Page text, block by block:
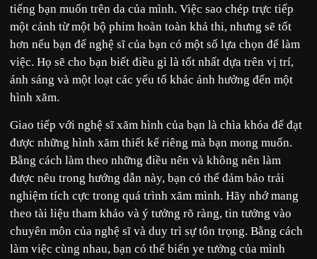
tiếng bạn muốn trên da của mình. Việc sao chép trực tiếp
một cảnh từ một bộ phim hoàn toàn khả thi, nhưng sẽ tốt
hơn nếu bạn để nghệ sĩ của bạn có một số lựa chọn để làm
việc. Họ sẽ cho bạn biết điều gì là tốt nhất dựa trên vị trí,
ánh sáng và một loạt các yếu tố khác ảnh hưởng đến một
hình xăm.
Giao tiếp với nghệ sĩ xăm hình của bạn là chìa khóa để đạt
được những hình xăm thiết kế riêng mà bạn mong muốn.
Bằng cách làm theo những điều nên và không nên làm
được nêu trong hướng dẫn này, bạn có thể đảm bảo trải
nghiệm tích cực trong quá trình xăm mình. Hãy nhớ mang
theo tài liệu tham khảo và ý tưởng rõ ràng, tin tưởng vào
chuyên môn của nghệ sĩ và duy trì sự tôn trọng. Bằng cách
làm việc cùng nhau, bạn có thể biến ye tưởng của mình